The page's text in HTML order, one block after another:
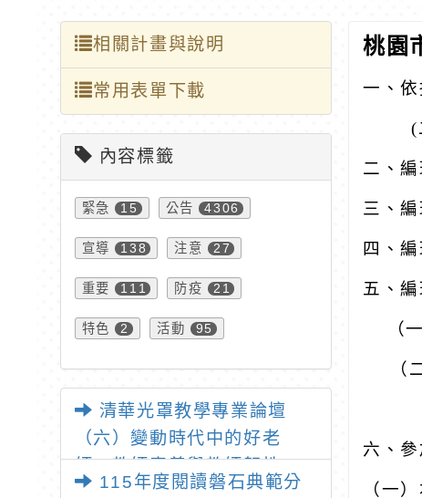
相關計畫與說明
常用表單下載
內容標籤
緊急 15 公告 4306
宣導 138 注意 27
重要 111 防疫 21
特色 2 活動 95
清華光罩教學專業論壇
（六）變動時代中的好老
師：教師素養與教師韌性
115年度閱讀磐石典範分
桃園
一、
(
二、
三、
四、
五、
（
（
六、參
（一